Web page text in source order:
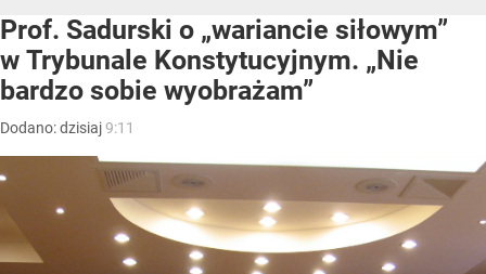
Prof. Sadurski o „wariancie siłowym”
w Trybunale Konstytucyjnym. „Nie
bardzo sobie wyobrażam”
Dodano:dzisiaj9:11